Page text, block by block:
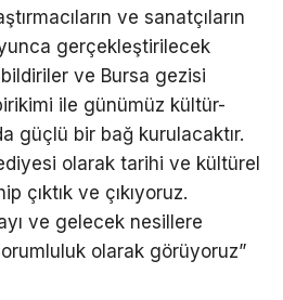
ve sanatçıların
gerçekleştirilecek
ve Bursa gezisi
ile günümüz kültür-
güçlü bir bağ kurulacaktır.
olarak tarihi ve kültürel
çıktık ve çıkıyoruz.
ve gelecek nesillere
olarak görüyoruz”